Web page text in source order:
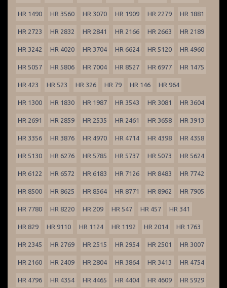
HR 1490 HR 3560 HR 3070 HR 1909 HR 2279 HR 1881
HR 2723 HR 2832 HR 2841 HR 2166 HR 2663 HR 2189
HR 3242 HR 4020 HR 3704 HR 6624 HR 5120 HR 4960
HR 5057 HR 5806 HR 7004 HR 8527 HR 6977 HR 1475
HR 423 HR 523 HR 326 HR 79 HR 146 HR 964
HR 1300 HR 1830 HR 1987 HR 3543 HR 3081 HR 3604
HR 2691 HR 2859 HR 2535 HR 2461 HR 3658 HR 3913
HR 3356 HR 3876 HR 4970 HR 4714 HR 4398 HR 4358
HR 5130 HR 6276 HR 5785 HR 5737 HR 5073 HR 5624
HR 6122 HR 6572 HR 6183 HR 7126 HR 8483 HR 7742
HR 8500 HR 8625 HR 8564 HR 8771 HR 8962 HR 7905
HR 7780 HR 8220 HR 209 HR 547 HR 457 HR 341
HR 829 HR 9110 HR 1124 HR 1192 HR 2014 HR 1763
HR 2345 HR 2769 HR 2515 HR 2954 HR 2501 HR 3007
HR 2160 HR 2409 HR 2804 HR 3864 HR 3413 HR 4754
HR 4796 HR 4354 HR 4465 HR 4404 HR 4609 HR 5929